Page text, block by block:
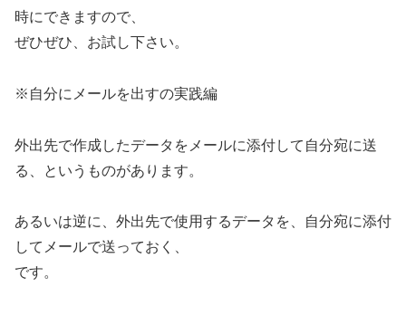
時にできますので、
ぜひぜひ、お試し下さい。
※自分にメールを出すの実践編
外出先で作成したデータをメールに添付して自分宛に送
る、というものがあります。
あるいは逆に、外出先で使用するデータを、自分宛に添付
してメールで送っておく、
です。